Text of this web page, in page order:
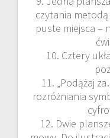
czytania
puste miejsca –
10. Cztery
11. „Podążaj
rozróżniania
12. Dwie